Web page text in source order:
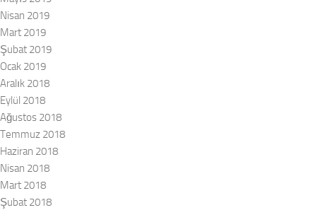
Nisan 2019
Mart 2019
Şubat 2019
Ocak 2019
Aralık 2018
Eylül 2018
Ağustos 2018
Temmuz 2018
Haziran 2018
Nisan 2018
Mart 2018
Şubat 2018